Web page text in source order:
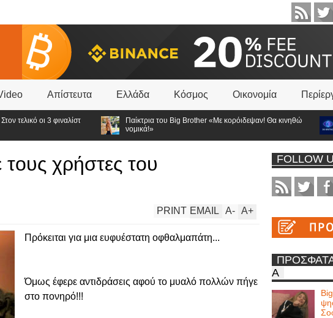
Απίστευτα Ελλάδα Κόσμος Οικονομία
οι 3 φιναλίστ
Παίκτρια του Big Brother «Με κορόιδεψαν! Θα κινηθώ
νομικά!»
τους χρήστες του
A+
A-
EMAIL
PRINT
Πρόκειται για μια ευφυέστατη οφθαλμαπάτη...
Όμως έφερε αντιδράσεις αφού το μυαλό πολλών πήγε
στο πονηρό!!!
FOLLOW
Α